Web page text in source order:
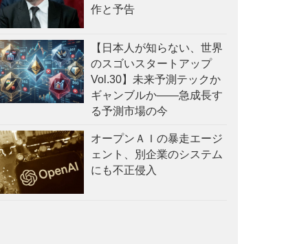
作と予告
【日本人が知らない、世界
のスゴいスタートアップ
Vol.30】未来予測テックか
ギャンブルか——急成長す
る予測市場の今
オープンＡＩの暴走エージ
ェント、別企業のシステム
にも不正侵入